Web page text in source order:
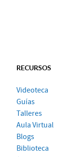
RECURSOS
Videoteca
Guías
Talleres
Aula Virtual
Blogs
Biblioteca